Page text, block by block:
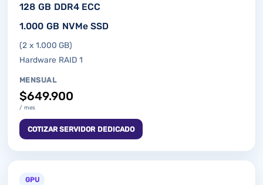
128 GB DDR4 ECC
1.000 GB NVMe SSD
(2 x 1.000 GB)
Hardware RAID 1
MENSUAL
$649.900
/ mes
COTIZAR SERVIDOR DEDICADO
GPU